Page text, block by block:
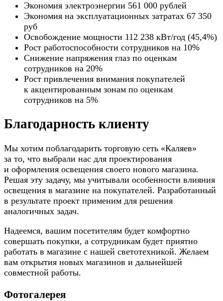
Экономия электроэнергии 561 000 рублей
Экономия на эксплуатационных затратах 67 350
руб
Освобождение мощности 112 238 кВт/год (45,4%)
Рост работоспособности сотрудников на 10%
Снижение напряжения глаз по оценкам
сотрудников на 20%
Рост привлечения внимания покупателей
к акцентированным зонам по оценкам
сотрудников на 5%
Благодарность клиенту
Мы хотим поблагодарить торговую сеть «Каляев»
за то, что выбрали нас для проектирования
и оформления освещения своего нового магазина.
Решая эту задачу, мы учитывали особенности влияния
освещения в магазине на покупателей. Разработанный
в результате проект применим для решения
аналогичных задач.
Надеемся, вашим посетителям будет комфортно
совершать покупки, а сотрудникам будет приятно
работать в магазине с нашей светотехникой. Желаем
вам открытия новых магазинов и дальнейшей
совместной работы.
Фотогалерея